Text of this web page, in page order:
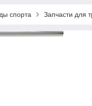
спорта Запчасти для